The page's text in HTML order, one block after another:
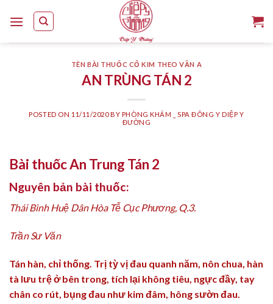
TÊN BÀI THUỐC CỔ KIM THEO VẦN A
AN TRÙNG TÁN 2
POSTED ON 11/11/2020BY PHÒNG KHÁM _ SPA ĐÔNG Y DIỆP Y
ĐƯỜNG
Bài thuốc An Trung Tán 2
Nguyên bản bài thuốc:
Thái Bình Huệ Dân Hòa Tễ Cục Phương, Q.3.
Trần Sư Văn
Tán hàn, chỉ thống. Trị tỳ vị đau quanh năm, nôn chua, hàn
tà lưu trệ ở bên trong, tích lại không tiêu, ngực đầy, tay
chân co rút, bụng đau như kim đâm, hông sườn đau.